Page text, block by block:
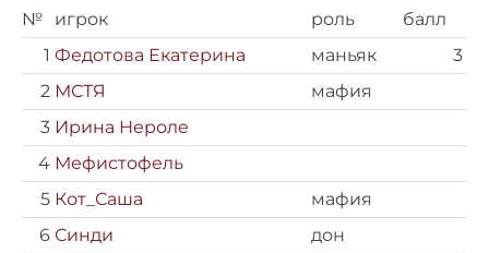
№ игрок роль
балл
1 Федотова Екатерина маньяк
3
2 МСТЯ
мафия
3 Ирина Нероле
4 Мефистофель
5 Кот_Саша
мафия
6 Синди
дон